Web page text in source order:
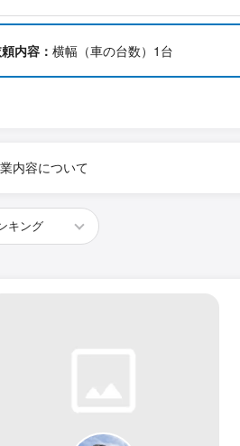
内容： 横幅（車の台数）1台
内容について